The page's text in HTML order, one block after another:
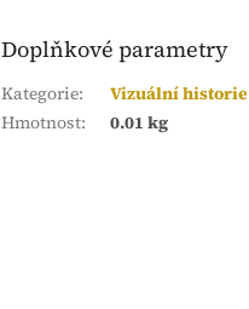
Doplňkové parametry
Kategorie:
Vizuální historie
Hmotnost: 0.01 kg